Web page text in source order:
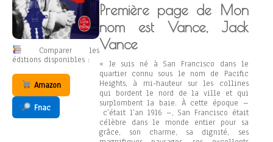
Comparer les
éditions disponibles :
Amazon
Fnac
Première page de Mon
nom est Vance, Jack
Vance
« Je suis né à San Francisco dans le
quartier connu sous le nom de Pacific
Heights, à mi-hauteur sur les collines
qui bordent le nord de la ville et qui
surplombent la baie. À cette époque –
c’était l’an 1916 –, San Francisco était
célèbre dans le monde entier pour sa
grâce, son charme, sa dignité, ses